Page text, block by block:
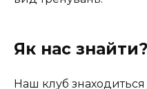
Як нас знайти?
Наш клуб знаходиться